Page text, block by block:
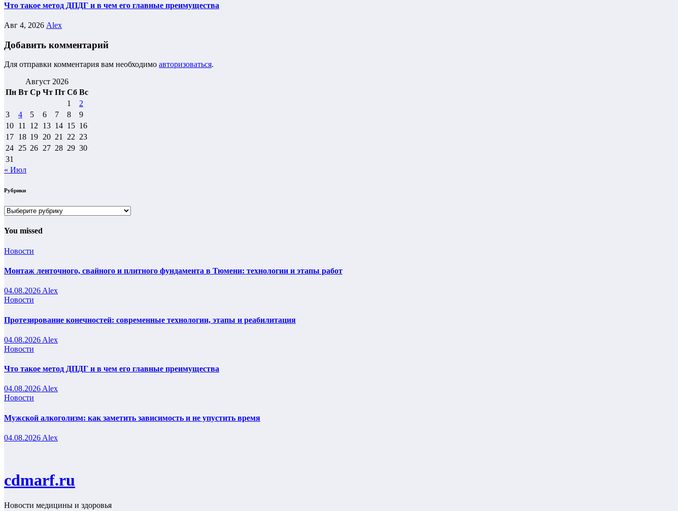
Что такое метод ДПДГ и в чем его главные преимущества
Авг 4, 2026 Alex
Добавить комментарий
Для отправки комментария вам необходимо авторизоваться.
Август 2026
Пн Вт Ср Чт Пт Сб Вс
1
2
3
4 5 6 7 8
9
10 11 12 13 14 15 16
17 18 19 20 21 22 23
24 25 26 27 28 29 30
31
« Июл
Рубрики
Рубрики
You missed
Новости
Монтаж ленточного, свайного и плитного фундамента в Тюмени: технологии и этапы работ
04.08.2026 Alex
Новости
Протезирование конечностей: современные технологии, этапы и реабилитация
04.08.2026 Alex
Новости
Что такое метод ДПДГ и в чем его главные преимущества
04.08.2026 Alex
Новости
Мужской алкоголизм: как заметить зависимость и не упустить время
04.08.2026 Alex
cdmarf.ru
Новости медицины и здоровья